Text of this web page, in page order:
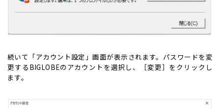
続いて「アカウント設定」画面が表示されます。パスワードを変
更するBIGLOBEのアカウントを選択し、［変更］をクリックし
ます。